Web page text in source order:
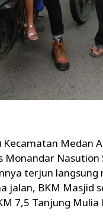
Kecamatan Medan
Monandar Nasution
terjun
jalan, BKM Masjid
7,5 Tanjung